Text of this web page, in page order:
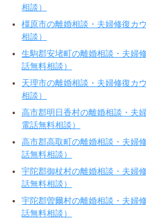
相談）
橿原市の離婚相談・夫婦修復カ
相談）
生駒郡安堵町の離婚相談・夫婦
話無料相談）
天理市の離婚相談・夫婦修復カ
相談）
高市郡明日香村の離婚相談・夫
電話無料相談）
高市郡高取町の離婚相談・夫婦
話無料相談）
宇陀郡御杖村の離婚相談・夫婦
話無料相談）
宇陀郡曽爾村の離婚相談・夫婦
話無料相談）